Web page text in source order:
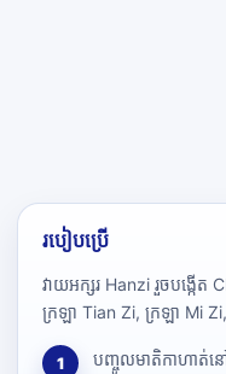
របៀបប្រើ
វាយអក្សរ Hanzi រួចបង្កើ
ក្រឡា Tian Zi, ក្រឡា Mi
1 បញ្ចូលមាតិកាហាត់នៅ